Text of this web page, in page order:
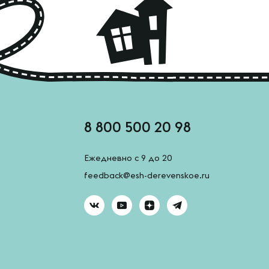
8 800 500 20 98
Ежедневно с 9 до 20
feedback@esh-derevenskoe.ru